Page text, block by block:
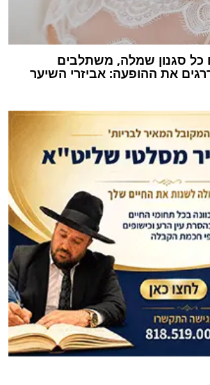
סגנון שמלה, משתלבים
את ההופעה: אביזרי השיער